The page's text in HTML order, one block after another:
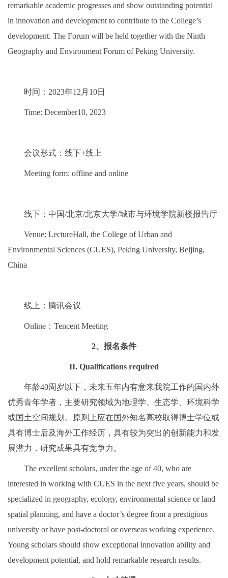
remarkable academic progresses and show outstanding potential
in innovation and development to contribute to the College’s
development. The Forum will be held together with the Ninth
Geography and Environment Forum of Peking University.
时间：2023年12月10日
Time: December10, 2023
会议形式：线下+线上
Meeting form: offline and online
线下：中国/北京/北京大学/城市与环境学院新楼报告厅
Venue: LectureHall, the College of Urban and
Environmental Sciences (CUES), Peking University, Beijing,
China
线上：腾讯会议
Online：Tencent Meeting
2、报名条件
II. Qualifications required
年龄40周岁以下，未来五年内有意来我院工作的国内外
优秀青年学者，主要研究领域为地理学、生态学、环境科学
或国土空间规划。原则上应在国外知名高校取得博士学位或
具有博士后及海外工作经历，具有较为突出的创新能力和发
展潜力，研究成果具有竞争力。
The excellent scholars, under the age of 40, who are
interested in working with CUES in the next five years, should be
specialized in geography, ecology, environmental science or land
spatial planning, and have a doctor’s degree from a prestigious
university or have post-doctoral or overseas working experience.
Young scholars should show exceptional innovation ability and
development potential, and hold remarkable research results.